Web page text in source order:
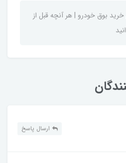
خرید بوق خودرو | هر آنچه قبل از
ارسال پاسخ